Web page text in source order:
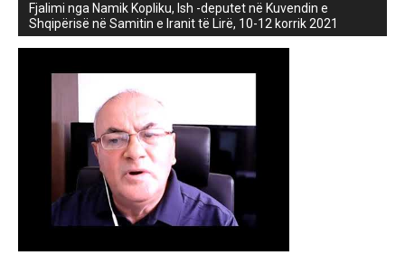
Fjalimi nga Namik Kopliku, Ish -deputet në Kuvendin e
Shqipërisë në Samitin e Iranit të Lirë, 10-12 korrik 2021